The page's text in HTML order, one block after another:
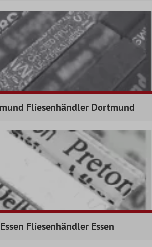
Fliesenhändler Dortmund
Fliesenhändler Essen